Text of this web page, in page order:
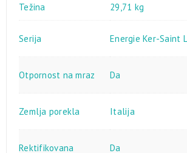
Težina 29,71 kg
Serija Energie Ker-Saint
Otpornost na mraz Da
Zemlja porekla Italija
Rektifikovana Da